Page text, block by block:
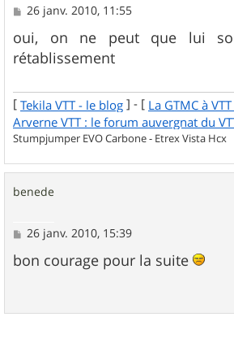
M
s
s
a
26 janv. 2010, 11:55
oui, on ne peut que lui
rétablissement
[ Tekila VTT - le blog ] - [ La GTMC à
Arverne VTT : le forum auvergnat du
Stumpjumper EVO Carbone - Etrex Vista Hcx
benede
M
s
s
e
26 janv. 2010, 15:39
bon courage pour la suite